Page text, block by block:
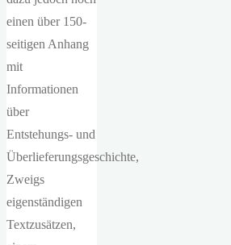
einen über 150-
seitigen Anhang
mit
Informationen
über
Entstehungs- und
Überlieferungsgeschichte,
Zweigs
eigenständigen
Textzusätzen,